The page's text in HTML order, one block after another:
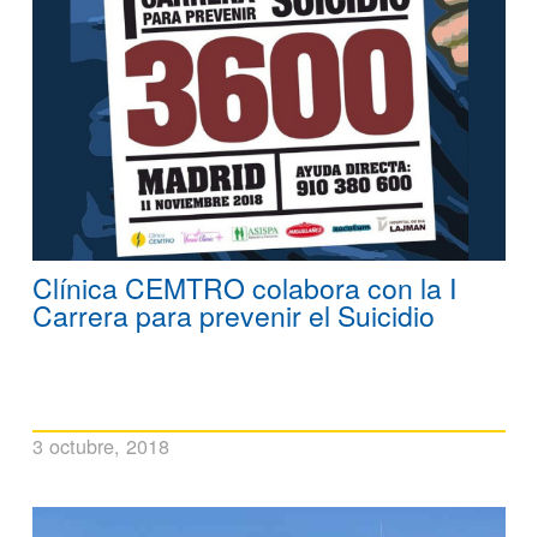
Clínica CEMTRO colabora con la I
Carrera para prevenir el Suicidio
3 octubre, 2018